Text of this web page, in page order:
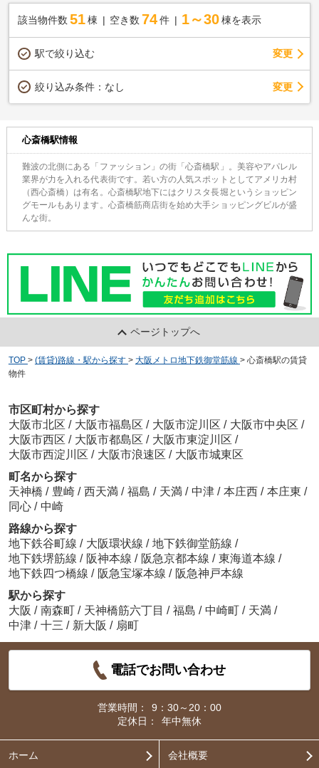
該当物件数 51棟 空き数 74 件 1～30 棟を表示
駅で絞り込む 変更
絞り込み条件： なし 変更
心斎橋駅情報
難波の北側にある「ファッション」の街「心斎橋駅」。美容やアパレル
業界が力を入れる代表街です。若い方の人気スポットとしてアメリカ村
（西心斎橋）は有名。心斎橋駅地下にはクリスタ長堀というショッピン
グモールもあります。心斎橋筋商店街を始め大手ショッピングビルが盛
んな街。
ページトップへ
TOP > (賃貸)路線・駅から探す > 大阪メトロ地下鉄御堂筋線 > 心斎橋駅の賃貸
物件
市区町村から探す
大阪市北区 / 大阪市福島区 / 大阪市淀川区 / 大阪市中央区 /
大阪市西区 / 大阪市都島区 / 大阪市東淀川区 /
大阪市西淀川区 / 大阪市浪速区 / 大阪市城東区
町名から探す
天神橋 / 豊崎 / 西天満 / 福島 / 天満 / 中津 / 本庄西 / 本庄東 /
同心 / 中崎
路線から探す
地下鉄谷町線 / 大阪環状線 / 地下鉄御堂筋線 /
地下鉄堺筋線 / 阪神本線 / 阪急京都本線 / 東海道本線 /
地下鉄四つ橋線 / 阪急宝塚本線 / 阪急神戸本線
駅から探す
大阪 / 南森町 / 天神橋筋六丁目 / 福島 / 中崎町 / 天満 /
中津 / 十三 / 新大阪 / 扇町
電話でお問い合わせ
営業時間：
9：30～20：00
定休日：
年中無休
ホーム 会社概要